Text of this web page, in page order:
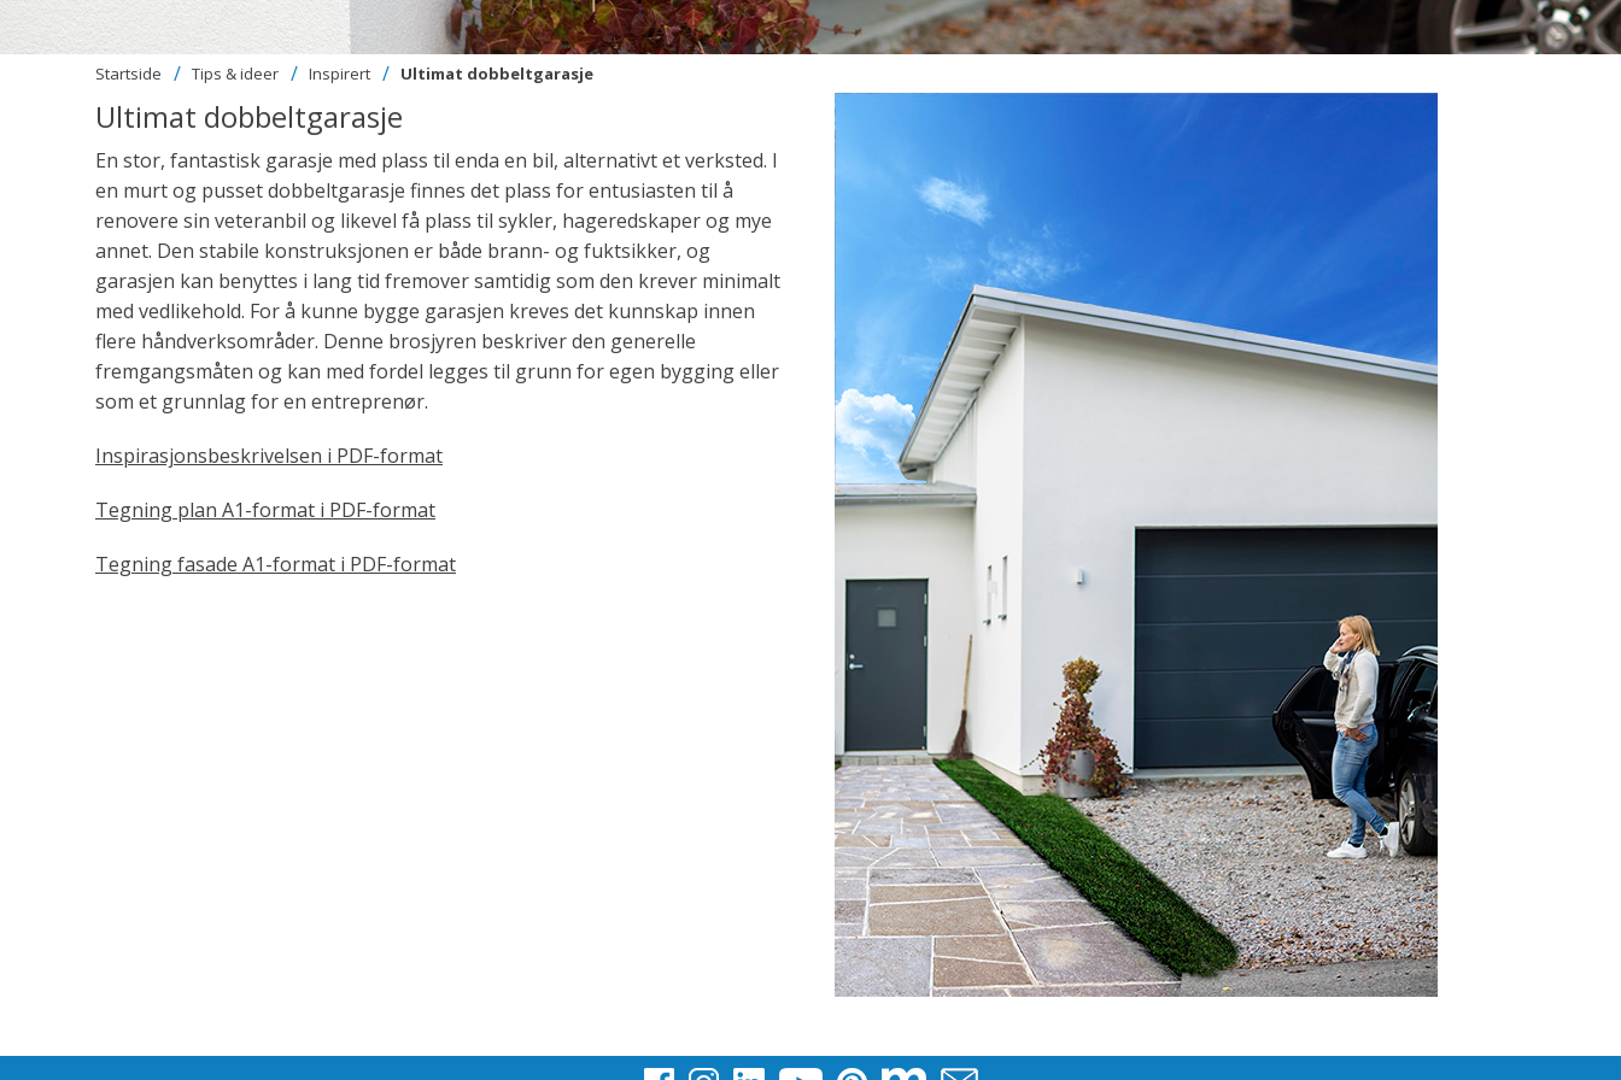
Startside Tips & ideer Inspirert Ultimat dobbeltgarasje
Ultimat dobbeltgarasje
En stor, fantastisk garasje med plass til enda en bil, alternativt et verksted. I
en murt og pusset dobbeltgarasje finnes det plass for entusiasten til å
renovere sin veteranbil og likevel få plass til sykler, hageredskaper og mye
annet. Den stabile konstruksjonen er både brann- og fuktsikker, og
garasjen kan benyttes i lang tid fremover samtidig som den krever minimalt
med vedlikehold. For å kunne bygge garasjen kreves det kunnskap innen
flere håndverksområder. Denne brosjyren beskriver den generelle
fremgangsmåten og kan med fordel legges til grunn for egen bygging eller
som et grunnlag for en entreprenør.
Inspirasjonsbeskrivelsen i PDF-format
Tegning plan A1-format i PDF-format
Tegning fasade A1-format i PDF-format